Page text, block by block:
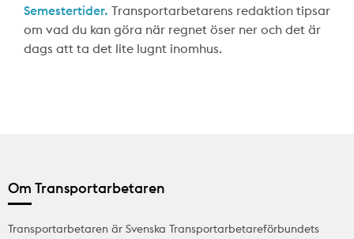
Semestertider. Transportarbetarens redaktion tipsar
om vad du kan göra när regnet öser ner och det är
dags att ta det lite lugnt inomhus.
Om Transportarbetaren
Transportarbetaren är Svenska Transportarbetareförbundets